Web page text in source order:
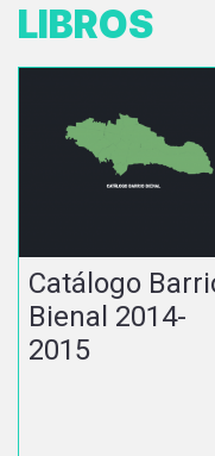
LIBROS
Catálogo
Bienal 2014-
2015